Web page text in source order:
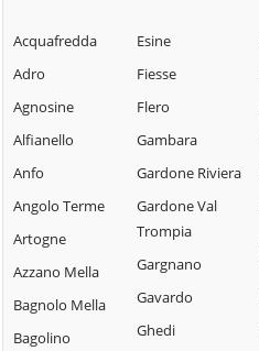
Acquafredda
Adro
Agnosine
Alfianello
Anfo
Angolo Terme
Artogne
Azzano Mella
Bagnolo Mella
Bagolino
Esine
Fiesse
Flero
Gambara
Gardone Riviera
Gardone Val
Trompia
Gargnano
Gavardo
Ghedi